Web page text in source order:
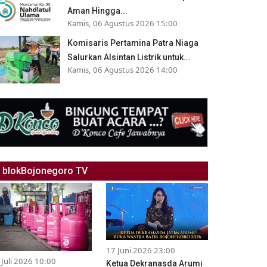
Aman Hingga...
Kamis, 06 Agustus 2026 15:00
Komisaris Pertamina Patra Niaga
Salurkan Alsintan Listrik untuk...
Kamis, 06 Agustus 2026 14:00
blokBojonegoro TV
2026 10:00
17 Juni 2026 23:00
Ketua Dekranasda Arumi